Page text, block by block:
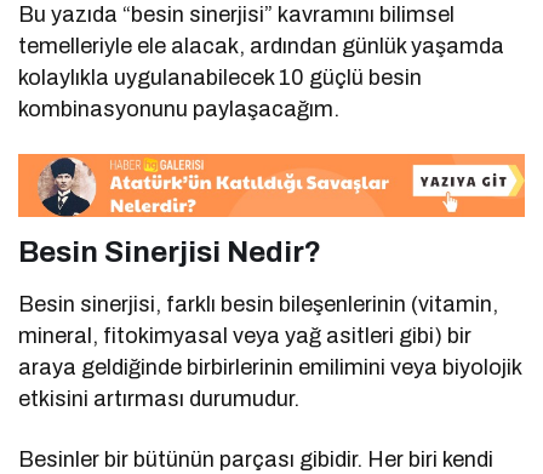
Bu yazıda “besin sinerjisi” kavramını bilimsel
temelleriyle ele alacak, ardından günlük yaşamda
kolaylıkla uygulanabilecek 10 güçlü besin
kombinasyonunu paylaşacağım.
Besin Sinerjisi Nedir?
Besin sinerjisi, farklı besin bileşenlerinin (vitamin,
mineral, fitokimyasal veya yağ asitleri gibi) bir
araya geldiğinde birbirlerinin emilimini veya biyolojik
etkisini artırması durumudur.
Besinler bir bütünün parçası gibidir. Her biri kendi